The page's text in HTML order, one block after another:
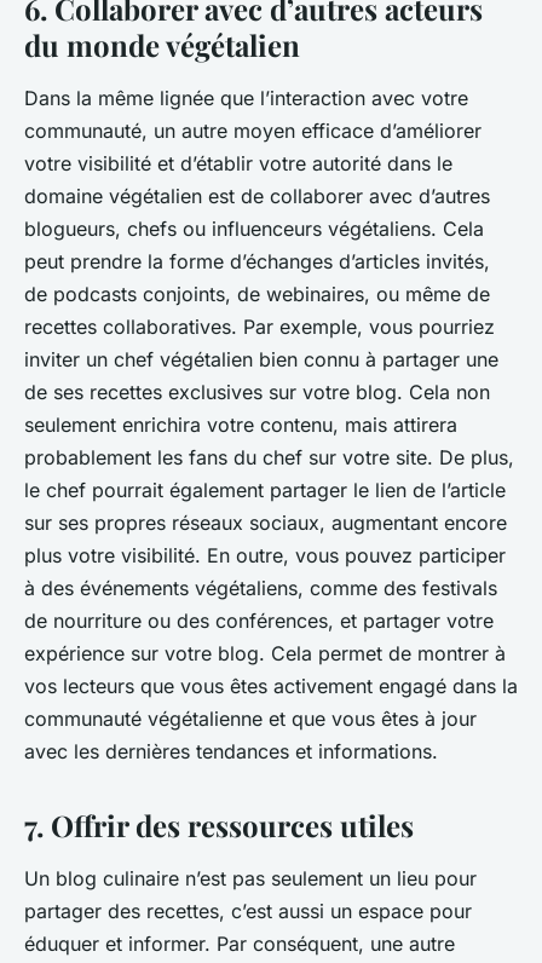
6. Collaborer avec d’autres acteurs
du monde végétalien
Dans la même lignée que l’interaction avec votre
communauté, un autre moyen efficace d’améliorer
votre visibilité et d’établir votre autorité dans le
domaine végétalien est de collaborer avec d’autres
blogueurs, chefs ou influenceurs végétaliens. Cela
peut prendre la forme d’échanges d’articles invités,
de podcasts conjoints, de webinaires, ou même de
recettes collaboratives. Par exemple, vous pourriez
inviter un chef végétalien bien connu à partager une
de ses recettes exclusives sur votre blog. Cela non
seulement enrichira votre contenu, mais attirera
probablement les fans du chef sur votre site. De plus,
le chef pourrait également partager le lien de l’article
sur ses propres réseaux sociaux, augmentant encore
plus votre visibilité. En outre, vous pouvez participer
à des événements végétaliens, comme des festivals
de nourriture ou des conférences, et partager votre
expérience sur votre blog. Cela permet de montrer à
vos lecteurs que vous êtes activement engagé dans la
communauté végétalienne et que vous êtes à jour
avec les dernières tendances et informations.
7. Offrir des ressources utiles
Un blog culinaire n’est pas seulement un lieu pour
partager des recettes, c’est aussi un espace pour
éduquer et informer. Par conséquent, une autre